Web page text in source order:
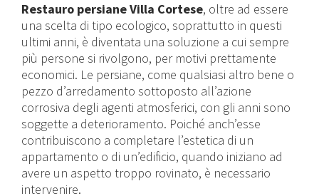
Restauro persiane Villa Cortese, oltre ad essere
una scelta di tipo ecologico, soprattutto in questi
ultimi anni, è diventata una soluzione a cui sempre
più persone si rivolgono, per motivi prettamente
economici. Le persiane, come qualsiasi altro bene o
pezzo d’arredamento sottoposto all’azione
corrosiva degli agenti atmosferici, con gli anni sono
soggette a deterioramento. Poiché anch’esse
contribuiscono a completare l’estetica di un
appartamento o di un’edificio, quando iniziano ad
avere un aspetto troppo rovinato, è necessario
intervenire.